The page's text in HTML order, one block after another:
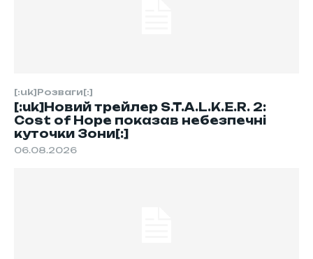
[:uk]Розваги[:]
[:uk]Новий трейлер S.T.A.L.K.E.R. 2:
Cost of Hope показав небезпечні
куточки Зони[:]
06.08.2026